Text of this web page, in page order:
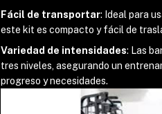
Fácil de transportar: Ideal para
este kit es compacto y fácil de
Variedad de intensidades: Las
tres niveles, asegurando un
progreso y necesidades.